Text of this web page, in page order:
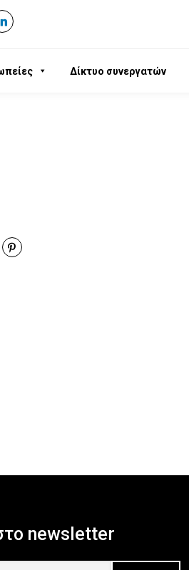
Δίκτυο συνεργατών
newsletter